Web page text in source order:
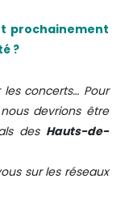
prochainement
?
concerts… Pour
devrions être
des Hauts-de-
sur les réseaux